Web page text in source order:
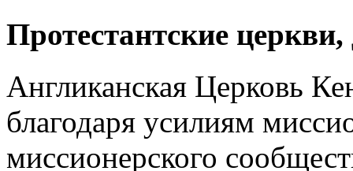
Протестантские
Англиканская Церковь
благодаря усилиям
миссионерского